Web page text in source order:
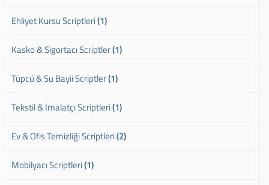
Ehliyet Kursu Scriptleri(1)
Kasko & Sigortacı Scriptler(1)
Tüpcü & Su Bayii Scriptler(1)
Tekstil & İmalatçı Scriptleri(1)
Ev & Ofis Temizliği Scriptleri(2)
Mobilyacı Scriptleri(1)